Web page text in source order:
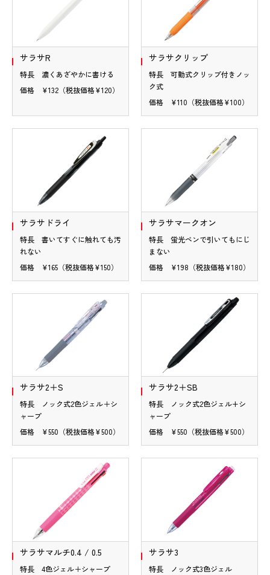
サラサR
特長 濃くあざやかに書ける
価格 ¥132（税抜価格¥120）
サラサクリップ
特長 可動式クリップ付きノッ
ク式
価格 ¥110（税抜価格¥100）
サラサドライ
特長 書いてすぐに触れても汚
れない
価格 ¥165（税抜価格¥150）
サラサマークオン
特長 蛍光ペンで引いてもにじ
まない
価格 ¥198（税抜価格¥180）
サラサ2＋S
特長 ノック式2色ジェル＋シ
ャープ
価格 ¥550（税抜価格¥500）
サラサ2＋SB
特長 ノック式2色ジェル+シ
ャープ
価格 ¥550（税抜価格¥500）
サラサマルチ0.4 / 0.5
特長 4色ジェル＋シャープ
サラサ3
特長 ノック式3色ジェル